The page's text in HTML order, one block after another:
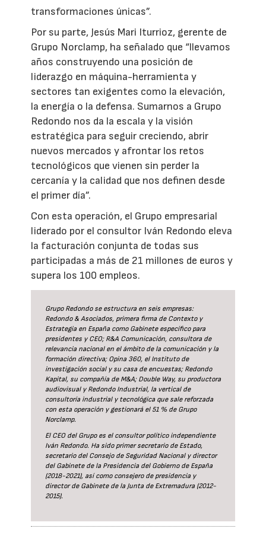
transformaciones únicas”.
Por su parte, Jesús Mari Iturrioz, gerente de
Grupo Norclamp, ha señalado que “llevamos
años construyendo una posición de
liderazgo en máquina-herramienta y
sectores tan exigentes como la elevación,
la energía o la defensa. Sumarnos a Grupo
Redondo nos da la escala y la visión
estratégica para seguir creciendo, abrir
nuevos mercados y afrontar los retos
tecnológicos que vienen sin perder la
cercanía y la calidad que nos definen desde
el primer día”.
Con esta operación, el Grupo empresarial
liderado por el consultor Iván Redondo eleva
la facturación conjunta de todas sus
participadas a más de 21 millones de euros y
supera los 100 empleos.
Grupo Redondo se estructura en seis empresas:
Redondo & Asociados, primera firma de Contexto y
Estrategia en España como Gabinete específico para
presidentes y CEO; R&A Comunicación, consultora de
relevancia nacional en el ámbito de la comunicación y la
formación directiva; Opina 360, el Instituto de
investigación social y su casa de encuestas; Redondo
Kapital, su compañía de M&A; Double Way, su productora
audiovisual y Redondo Industrial, la vertical de
consultoría industrial y tecnológica que sale reforzada
con esta operación y gestionará el 51 % de Grupo
Norclamp.
El CEO del Grupo es el consultor político independiente
Iván Redondo. Ha sido primer secretario de Estado,
secretario del Consejo de Seguridad Nacional y director
del Gabinete de la Presidencia del Gobierno de España
(2018-2021), así como consejero de presidencia y
director de Gabinete de la Junta de Extremadura (2012-
2015).